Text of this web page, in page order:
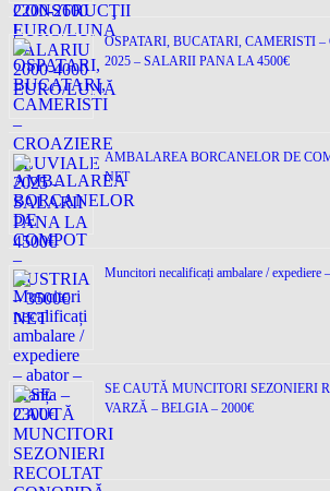
OSPATARI, BUCATARI, CAMERISTI
2025 – SALARII PANA LA 4500€
AMBALAREA BORCANELOR DE
NET
Muncitori necalificați ambalare / expediere
SE CAUTĂ MUNCITORI SEZONIERI
VARZĂ – BELGIA – 2000€